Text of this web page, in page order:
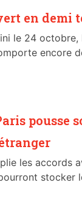
en demi
le 24
encore
pousse
les accords
stocker